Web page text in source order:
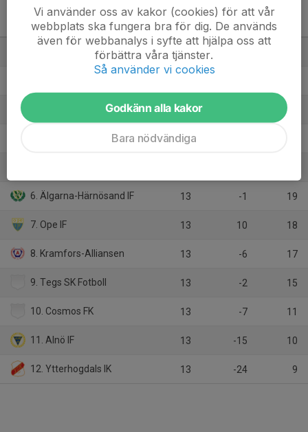
Div 3 Mellersta Norrland,
herr 2026
M +/-
13
13 23
13
6. Älgarna-Härnösand IF 13 -1 19
7. Ope IF 13 10 18
8. Kramfors-Alliansen 13 -6 17
9. Tegs SK Fotboll 13 -2 15
10. Cosmos FK 13 -7 11
11. Alnö IF 13 -15 10
12. Ytterhogdals IK 13 -24 9
Vi använder oss av kakor (cookies) för att vår
webbplats ska fungera bra för dig. De används
även för webbanalys i syfte att hjälpa oss att
förbättra våra tjänster.
Så använder vi cookies
Godkänn alla kakor
Bara nödvändiga